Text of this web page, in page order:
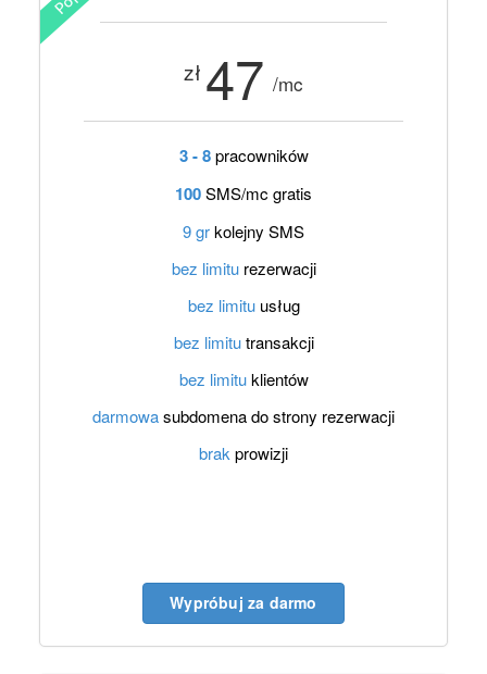
zł 47 /mc
3 - 8pracowników
100SMS/mc gratis
9 grkolejny SMS
bez limiturezerwacji
bez limitu usług
bez limitutransakcji
bez limituklientów
darmowasubdomena do strony rezerwacji
brak prowizji
Wypróbuj za darmo